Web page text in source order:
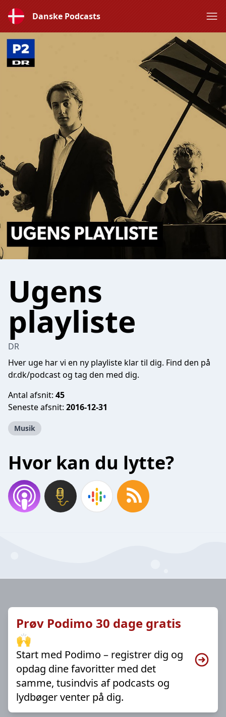
Danske Podcasts
Ugens
playliste
DR
Hver uge har vi en ny playliste klar til dig. Find den på
dr.dk/podcast og tag den med dig.
Antal afsnit: 45
Seneste afsnit: 2016-12-31
Musik
Hvor kan du lytte?
Prøv Podimo 30 dage gratis
🙌
Start med Podimo – registrer dig og
opdag dine favoritter med det
samme, tusindvis af podcasts og
lydbøger venter på dig.